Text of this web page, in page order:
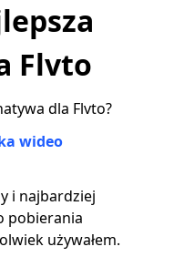
Flvto
dla Flvto?
wideo
i najbardziej
pobierania
używałem.